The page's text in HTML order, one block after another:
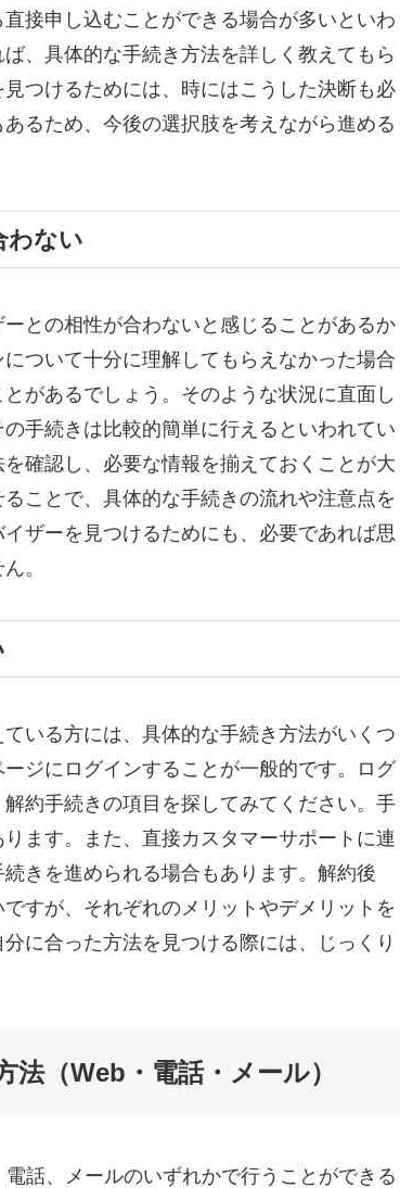
接申し込むことができる場合が多いといわ
、具体的な手続き方法を詳しく教えてもら
つけるためには、時にはこうした決断も必
るため、今後の選択肢を考えながら進める
わない
との相性が合わないと感じることがあるか
ついて十分に理解してもらえなかった場合
があるでしょう。そのような状況に直面し
手続きは比較的簡単に行えるといわれてい
確認し、必要な情報を揃えておくことが大
ことで、具体的な手続きの流れや注意点を
ザーを見つけるためにも、必要であれば思
。
いる方には、具体的な手続き方法がいくつ
ジにログインすることが一般的です。ログ
約手続きの項目を探してみてください。手
ます。また、直接カスタマーサポートに連
きを進められる場合もあります。解約後
すが、それぞれのメリットやデメリットを
に合った方法を見つける際には、じっくり
（Web・電話・メール）
話、メールのいずれかで行うことができる